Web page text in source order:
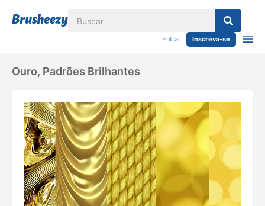
Entrar Inscreva-se
Ouro, Padrões Brilhantes